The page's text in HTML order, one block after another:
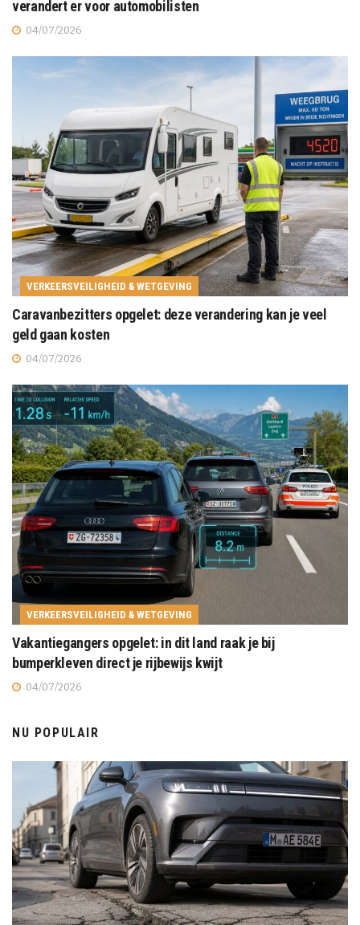
verandert er voor automobilisten
04/07/2026
VERKEERSVEILIGHEID & WETGEVING
Caravanbezitters opgelet: deze verandering kan je veel
geld gaan kosten
04/07/2026
VERKEERSVEILIGHEID & WETGEVING
Vakantiegangers opgelet: in dit land raak je bij
bumperkleven direct je rijbewijs kwijt
04/07/2026
NU POPULAIR